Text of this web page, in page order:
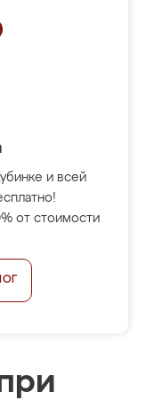
и всей
от стоимости